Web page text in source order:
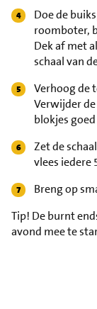
Doe de
roomboter,
Dek af met
schaal van
Verhoog de
Verwijder
blokjes
Zet de
vlees iedere
Breng op
Tip! De burnt
avond mee te